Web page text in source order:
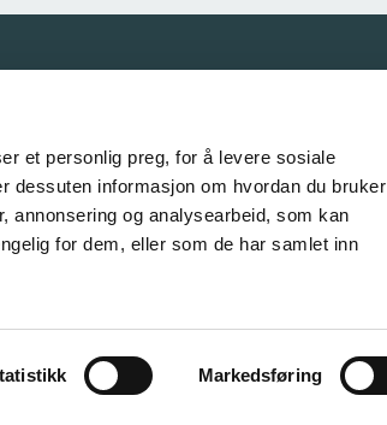
et personlig preg, for å levere sosiale
dessuten informasjon om hvordan du bruker
annonsering og analysearbeid, som kan
for dem, eller som de har samlet inn
Markedsføring